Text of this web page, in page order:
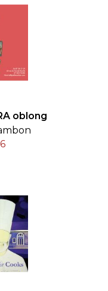
oblong